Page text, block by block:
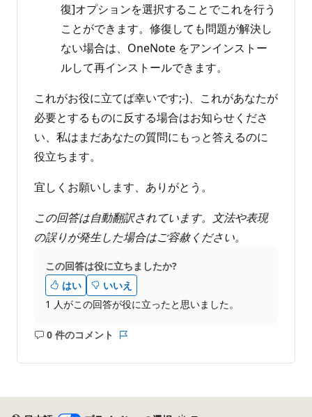
復]オプションを選択することでこれを行う
ことができます。修復しても問題が解決し
ない場合は、OneNote をアンインストー
ルして再インストールできます。
これがお役に立てば幸いです;-)、これがあなたが
必要とするものに反する場合はお知らせくださ
い、私はまだあなたの質問にもっと答えるのに
役立ちます。
宜しくお願いします、ありがとう。
この回答は自動翻訳されています。文法や表現
の誤りが発生した場合はご容赦ください。
この回答は役に立ちましたか?
はい
いいえ
1 人がこの回答が役に立ったと思いました。
0 件のコメント
コ
は
あ